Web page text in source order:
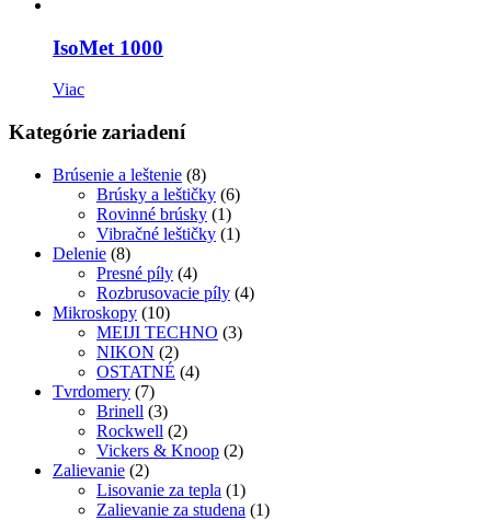
IsoMet 1000
Viac
Kategórie zariadení
Brúsenie a leštenie (8)
Brúsky a leštičky (6)
Rovinné brúsky (1)
Vibračné leštičky (1)
Delenie (8)
Presné píly (4)
Rozbrusovacie píly (4)
Mikroskopy (10)
MEIJI TECHNO (3)
NIKON (2)
OSTATNÉ (4)
Tvrdomery (7)
Brinell (3)
Rockwell (2)
Vickers & Knoop (2)
Zalievanie (2)
Lisovanie za tepla (1)
Zalievanie za studena (1)